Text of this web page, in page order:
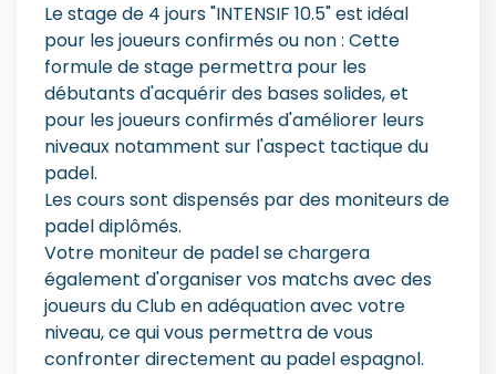
Le stage de 4 jours "INTENSIF 10.5" est idéal
pour les joueurs confirmés ou non : Cette
formule de stage permettra pour les
débutants d'acquérir des bases solides, et
pour les joueurs confirmés d'améliorer leurs
niveaux notamment sur l'aspect tactique du
padel.
Les cours sont dispensés par des moniteurs de
padel diplômés.
Votre moniteur de padel se chargera
également d'organiser vos matchs avec des
joueurs du Club en adéquation avec votre
niveau, ce qui vous permettra de vous
confronter directement au padel espagnol.